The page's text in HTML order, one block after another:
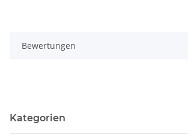
Bewertungen
Kategorien